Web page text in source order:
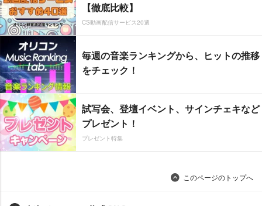
【徹底比較】
CS動画配信サービス20選
毎週の音楽ランキングから、ヒットの推移
をチェック！
試写会、登壇イベント、サインチェキなど
プレゼント！
プレゼント特集
このページのトップへ